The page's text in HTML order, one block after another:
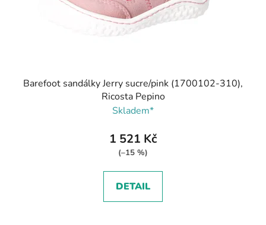
Barefoot sandálky Jerry sucre/pink (1700102-310),
Ricosta Pepino
Skladem*
1 521 Kč
(–15 %)
DETAIL